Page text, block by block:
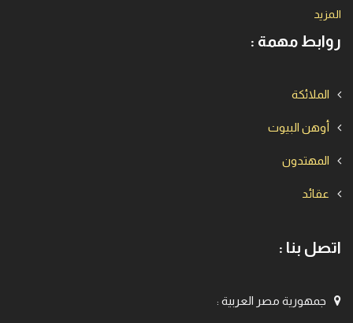
المزيد
روابط مهمة :
الملائكة
أوهن البيوت
المهتدون
عقائد
اتصل بنا :
جمهورية مصر العربية :